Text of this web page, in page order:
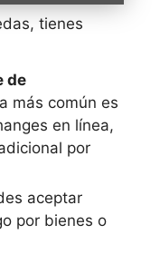
tienes
de
más común es
en línea,
por
aceptar
por bienes o